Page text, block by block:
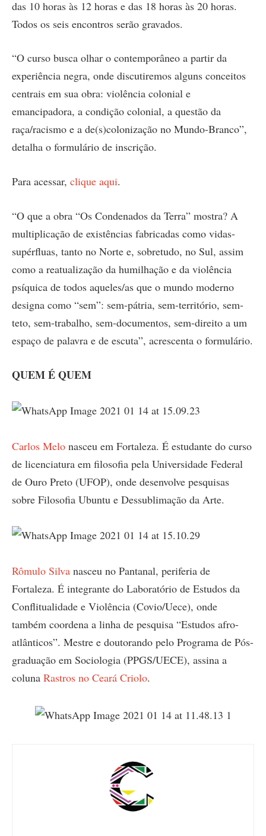
das 10 horas às 12 horas e das 18 horas às 20 horas.
Todos os seis encontros serão gravados.
“O curso busca olhar o contemporâneo a partir da
experiência negra, onde discutiremos alguns conceitos
centrais em sua obra: violência colonial e
emancipadora, a condição colonial, a questão da
raça/racismo e a de(s)colonização no Mundo-Branco”,
detalha o formulário de inscrição.
Para acessar, clique aqui.
“O que a obra “Os Condenados da Terra” mostra? A
multiplicação de existências fabricadas como vidas-
supérfluas, tanto no Norte e, sobretudo, no Sul, assim
como a reatualização da humilhação e da violência
psíquica de todos aqueles/as que o mundo moderno
designa como “sem”: sem-pátria, sem-território, sem-
teto, sem-trabalho, sem-documentos, sem-direito a um
espaço de palavra e de escuta”, acrescenta o formulário.
QUEM É QUEM
Carlos Melo nasceu em Fortaleza. É estudante do curso
de licenciatura em filosofia pela Universidade Federal
de Ouro Preto (UFOP), onde desenvolve pesquisas
sobre Filosofia Ubuntu e Dessublimação da Arte.
Rômulo Silva nasceu no Pantanal, periferia de
Fortaleza. É integrante do Laboratório de Estudos da
Conflitualidade e Violência (Covio/Uece), onde
também coordena a linha de pesquisa “Estudos afro-
atlânticos”. Mestre e doutorando pelo Programa de Pós-
graduação em Sociologia (PPGS/UECE), assina a
coluna Rastros no Ceará Criolo.